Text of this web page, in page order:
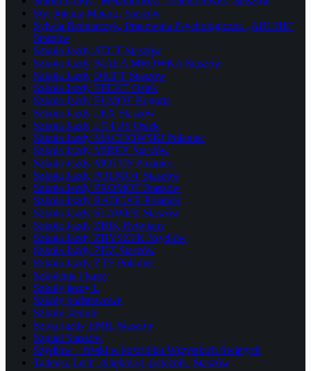
Styl Jolanta Matacz, Staszów
Sylwia Bednarczyk, Pracownia Psychologiczna „ARCHE”
Staszów
Szkoła Jazdy ATUT Staszów
Szkoła Jazdy BIAŁA MRÓWKA Staszów
Szkoła Jazdy DRIFT Staszów
Szkoła Jazdy EFEKT Osiek
Szkoła Jazdy ELMOT Bogoria
Szkoła Jazdy LEX Staszów
Szkoła Jazdy LOTUS Osiek
Szkoła Jazdy MACHOWSKI Połaniec
Szkoła Jazdy MIREX Staszów
Szkoła Jazdy MOTOS Połaniec
Szkoła Jazdy POLMOT Staszów
Szkoła Jazdy PROMOT Staszów
Szkoła Jazdy RADCAR Połaniec
Szkoła Jazdy SLAWEK Staszów
Szkoła Jazdy ŻBIK Rytwiany
Szkoła Jazdy ZBYSZEK Szydłów
Szkoła Jazdy ZDZ Staszów
Szkoła Jazdy ZTE Połaniec
Szkolenia i kursy
Szkoły jazdy L
Szkoły podstawowe
Szkoły średnie
Szoła Jazdy EMIL Staszów
Szpital Staszów
Szydłów – freski w kościółku Wszystkich Świetych
Tadeusz Lech, ginekolog, położnik, Staszów